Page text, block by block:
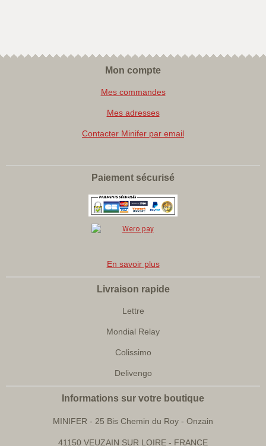
Mon compte
Mes commandes
Mes adresses
Contacter Minifer par email
Paiement sécurisé
En savoir plus
Livraison rapide
Lettre
Mondial Relay
Colissimo
Delivengo
Informations sur votre boutique
MINIFER - 25 Bis Chemin du Roy - Onzain
41150 VEUZAIN SUR LOIRE - FRANCE